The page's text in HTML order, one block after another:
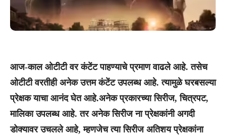
आज-काल ओटीटी वर कंटेंट पाहण्याचे प्रमाण वाढले आहे. तसेच
ओटीटी वरतीही अनेक उत्तम कंटेंट उपलब्ध आहे. त्यामुळे घरबसल्या
प्रेक्षक याचा आनंद घेत आहे.अनेक प्रकारच्या सिरीज, चित्रपट,
मालिका उपलब्ध आहे. तर अनेक सिरीज ना प्रेक्षकांनी अगदी
डोक्यावर उचलले आहे, म्हणजेच त्या सिरीज अतिशय प्रेक्षकांना